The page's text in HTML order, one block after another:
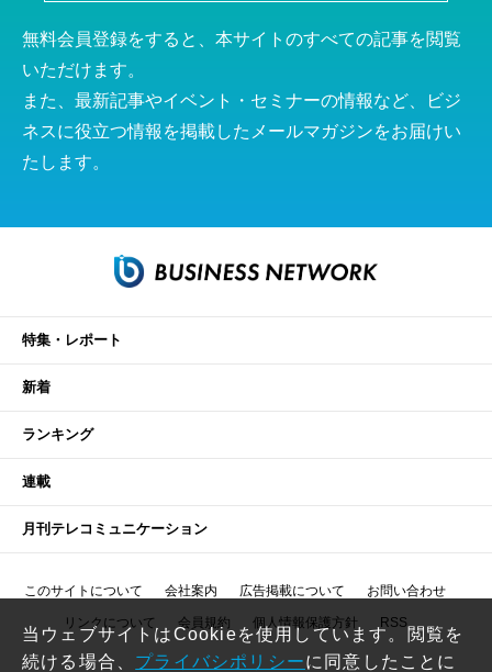
無料会員登録をすると、本サイトのすべての記事を閲覧
いただけます。
また、最新記事やイベント・セミナーの情報など、ビジ
ネスに役立つ情報を掲載したメールマガジンをお届けい
たします。
特集・レポート
新着
ランキング
連載
月刊テレコミュニケーション
このサイトについて 会社案内 広告掲載について お問い合わせ
リンクについて 会員規約 個人情報保護方針 RSS
当ウェブサイトはCookieを使用しています。閲覧を
続ける場合、 プライバシポリシーに同意したことに